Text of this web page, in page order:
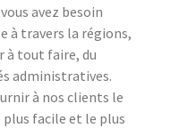
avez besoin
à travers la régions,
à tout faire, du
administratives.
à nos clients le
facile et le plus